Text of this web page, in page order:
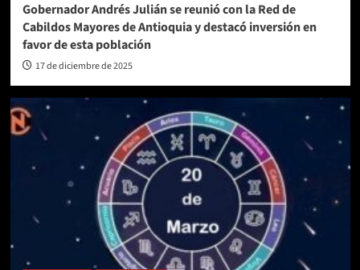
Gobernador Andrés Julián se reunió con la Red de
Cabildos Mayores de Antioquia y destacó inversión en
favor de esta población
17 de diciembre de 2025